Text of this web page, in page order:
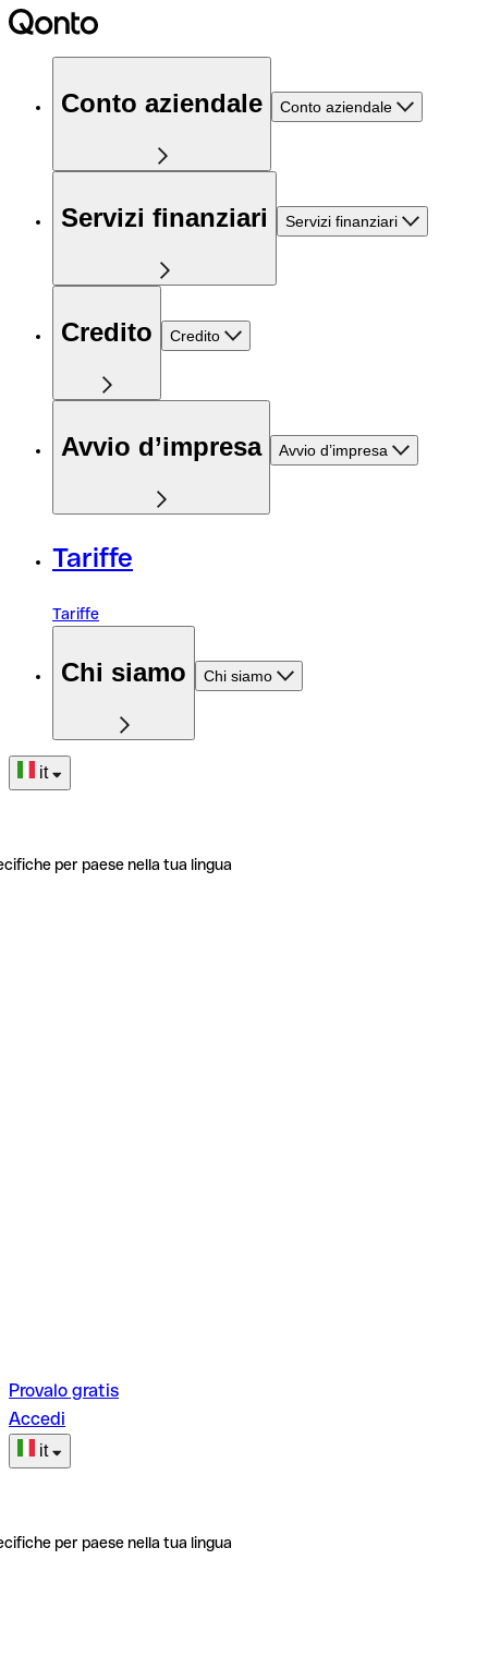
Conto aziendale Conto aziendale
Servizi finanziari Servizi finanziari
Credito Credito
Avvio d’impresa Avvio d’impresa
Tariffe
Tariffe
Chi siamo Chi siamo
it
per paese nella tua lingua
Provalo gratis
Accedi
it
per paese nella tua lingua